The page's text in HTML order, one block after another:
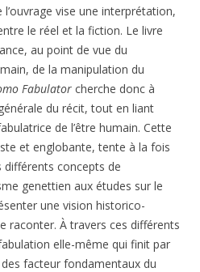
vise une interprétation,
le réel et la fiction. Le livre
au point de vue du
de la manipulation du
Fabulator cherche donc à
du récit, tout en liant
de l’être humain. Cette
et englobante, tente à la fois
différents concepts de
genettien aux études sur le
une vision historico-
raconter. À travers ces différents
elle-même qui finit par
facteur fondamentaux du